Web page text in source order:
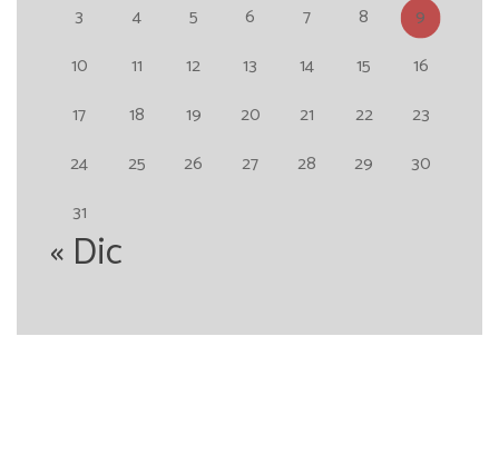
3
4 5 6 7 8
9
10
11 12 13 14 15
16
17
18 19 20 21 22
23
24
25 26 27 28 29
30
31
« Dic